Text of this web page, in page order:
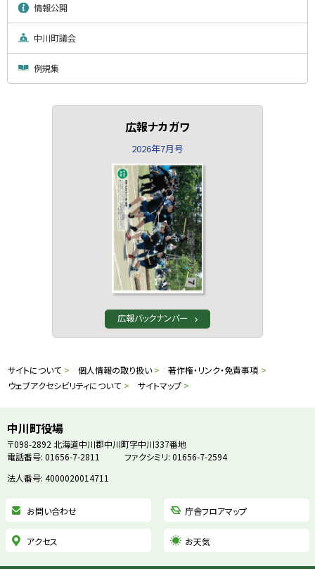
情報公開
中川町議会
例規集
広報ナカガワ
2026年7月号
広報バックナンバー
文
る
メ
ニ
サ
ト
情
サイトについて 個人情報の取り扱い
著作権・リンク・免責事項
ウェブアクセシビリティについて
サイトマップ
中川町役場
〒098-2892 北海道中川郡中川町字中川337番地
電話番号: 01656-7-2811
ファクシミリ: 01656-7-2594
法人番号: 4000020014711
お問い合わせ 庁舎フロアマップ
アクセス お天気